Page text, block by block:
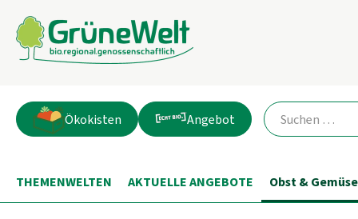
Ökokisten Angebot
THEMENWELTEN AKTUELLE ANGEBOTE Obst & Gemüse